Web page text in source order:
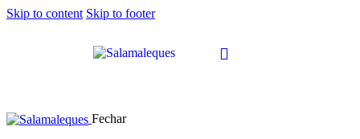
Skip to content Skip to footer
Fechar